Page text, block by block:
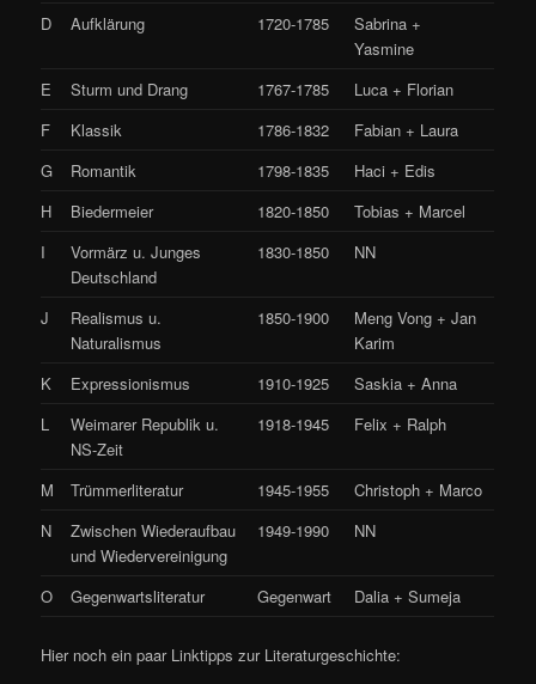
D
Aufklärung 1720-1785
Sabrina +
Yasmine
E
Sturm und Drang 1767-1785
Luca + Florian
F
Klassik 1786-1832
Fabian + Laura
G
Romantik 1798-1835
Haci + Edis
H
Biedermeier 1820-1850
Tobias + Marcel
I
Vormärz u. Junges
Deutschland
1830-1850 NN
J
Realismus u.
Naturalismus
1850-1900
Meng Vong + Jan
Karim
K
Expressionismus 1910-1925
Saskia + Anna
L
Weimarer Republik u.
NS-Zeit
1918-1945 Felix + Ralph
M Trümmerliteratur 1945-1955
Christoph + Marco
N
Zwischen Wiederaufbau
und Wiedervereinigung
1949-1990 NN
O Gegenwartsliteratur Gegenwart Dalia + Sumeja
Hier noch ein paar Linktipps zur Literaturgeschichte: